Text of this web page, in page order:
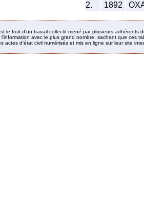
2.
1892
le fruit d’un travail collectif mené par plusieurs adhérents
avec le plus grand nombre, sachant que ces
actes d’état civil numérisés et mis en ligne sur leur site